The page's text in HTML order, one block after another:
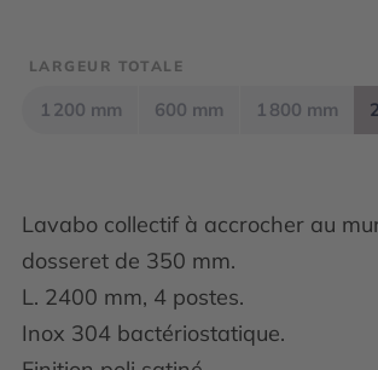
Lavabo collectif à accrocher au
dosseret de 350 mm.
L. 2400 mm, 4 postes.
Inox 304 bactériostatique.
LARGEUR TOTALE
1 200 mm 600 mm 1 800 mm